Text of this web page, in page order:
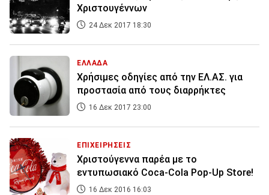
Χριστουγέννων
24 Δεκ 2017 18:30
ΕΛΛΑΔΑ
Χρήσιμες οδηγίες από την ΕΛ.ΑΣ. για
προστασία από τους διαρρήκτες
16 Δεκ 2017 23:00
ΕΠΙΧΕΙΡΗΣΕΙΣ
Χριστούγεννα παρέα με το
εντυπωσιακό Coca-Cola Pop-Up Store!
16 Δεκ 2016 16:03